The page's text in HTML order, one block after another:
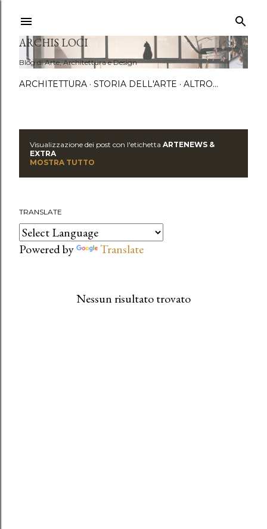
ARCHIS LOCI
Blog di Arte, Architettura e Design
ARCHITETTURA STORIA DELL'ARTE ALTRO…
o
t
Visualizzazione dei post con l'etichetta ARTENEWS &
EXTRA
MOSTRA TUTTO
TRANSLATE
Powered by Translate
Nessun risultato trovato